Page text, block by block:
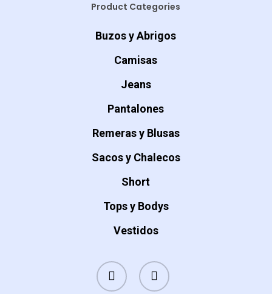
Product Categories
Buzos y Abrigos
Camisas
Jeans
Pantalones
Remeras y Blusas
Sacos y Chalecos
Short
Tops y Bodys
Vestidos
instagram whatsapp